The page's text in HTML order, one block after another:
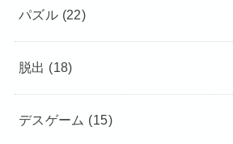
パズル (22)
脱出 (18)
デスゲーム (15)